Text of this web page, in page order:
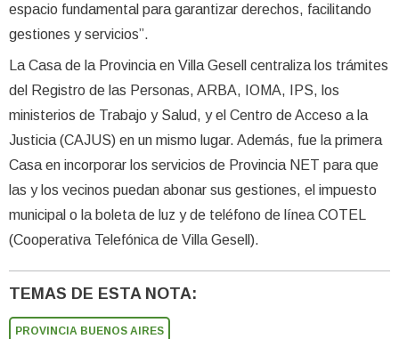
espacio fundamental para garantizar derechos, facilitando
gestiones y servicios”.
La Casa de la Provincia en Villa Gesell centraliza los trámites
del Registro de las Personas, ARBA, IOMA, IPS, los
ministerios de Trabajo y Salud, y el Centro de Acceso a la
Justicia (CAJUS) en un mismo lugar. Además, fue la primera
Casa en incorporar los servicios de Provincia NET para que
las y los vecinos puedan abonar sus gestiones, el impuesto
municipal o la boleta de luz y de teléfono de línea COTEL
(Cooperativa Telefónica de Villa Gesell).
TEMAS DE ESTA NOTA:
PROVINCIA BUENOS AIRES